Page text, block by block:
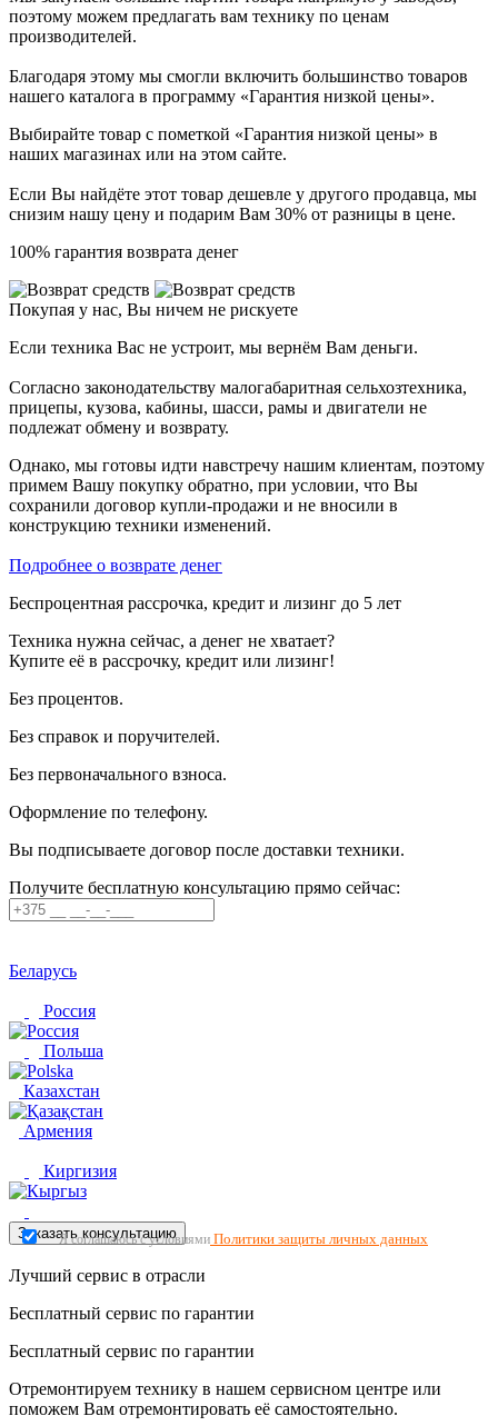
поэтому можем предлагать вам технику по ценам
производителей.
Благодаря этому мы смогли включить большинство товаров
нашего каталога в программу «Гарантия низкой цены».
Выбирайте товар с пометкой «Гарантия низкой цены» в
наших магазинах или на этом сайте.
Если Вы найдёте этот товар дешевле у другого продавца, мы
снизим нашу цену и подарим Вам 30% от разницы в цене.
100% гарантия возврата денег
Покупая у нас, Вы ничем не рискуете
Если техника Вас не устроит, мы вернём Вам деньги.
Согласно законодательству малогабаритная сельхозтехника,
прицепы, кузова, кабины, шасси, рамы и двигатели не
подлежат обмену и возврату.
Однако, мы готовы идти навстречу нашим клиентам, поэтому
примем Вашу покупку обратно, при условии, что Вы
сохранили договор купли-продажи и не вносили в
конструкцию техники изменений.
Подробнее о возврате денег
Беспроцентная рассрочка, кредит и лизинг до 5 лет
Техника нужна сейчас, а денег не хватает?
Купите её в рассрочку, кредит или лизинг!
Без процентов.
Без справок и поручителей.
Без первоначального взноса.
Оформление по телефону.
Вы подписываете договор после доставки техники.
Получите бесплатную консультацию прямо сейчас:
Беларусь
Россия
Польша
Казахстан
Армения
Киргизия
Заказать консультацию
Я соглашаюсь с условиями Политики защиты личных данных
Лучший сервис в отрасли
Бесплатный сервис по гарантии
Бесплатный сервис по гарантии
Отремонтируем технику в нашем сервисном центре или
поможем Вам отремонтировать её самостоятельно.